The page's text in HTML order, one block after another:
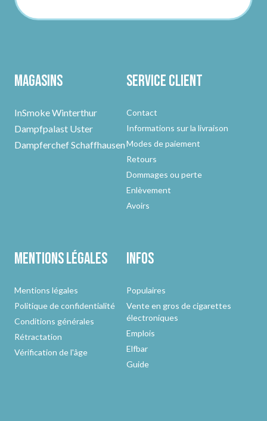
Magasins
InSmoke Winterthur
Dampfpalast Uster
Dampferchef Schaffhausen
Service client
Contact
Informations sur la livraison
Modes de paiement
Retours
Dommages ou perte
Enlèvement
Avoirs
Mentions légales
Mentions légales
Politique de confidentialité
Conditions générales
Rétractation
Vérification de l'âge
Infos
Populaires
Vente en gros de cigarettes
électroniques
Emplois
Elfbar
Guide